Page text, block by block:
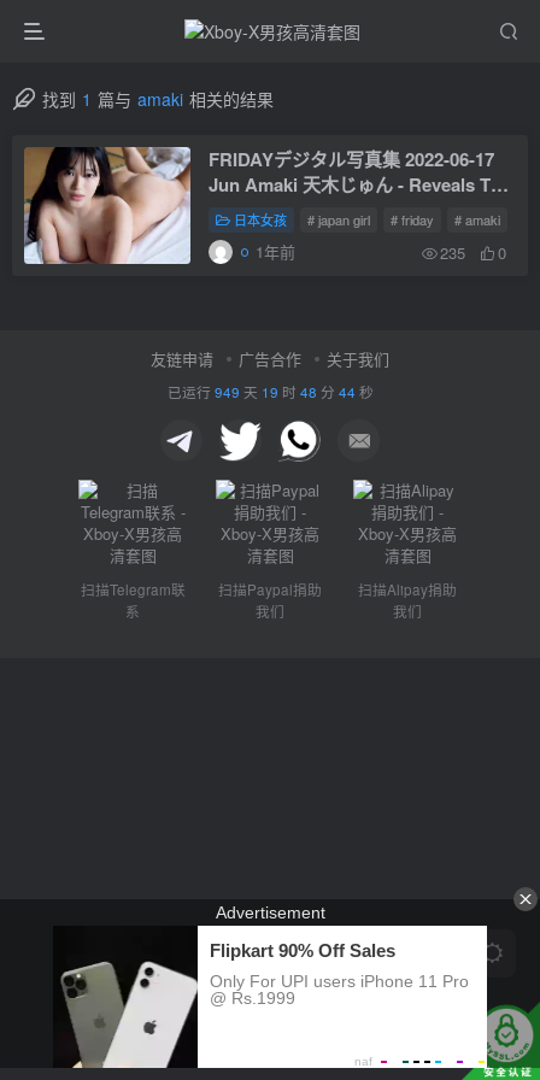
找到 1 篇与 amaki 相关的结果
FRIDAYデジタル写真集 2022-06-17
Jun Amaki 天木じゅん - Reveals The
Truth Of I Cup Milk In The Latest
Photo Book
日本女孩 # japan girl # friday # amaki
1年前 235 0
友链申请 广告合作 关于我们
已运行 949 天 19 时 48 分 44 秒
扫描Telegram联
系
扫描Paypal捐助
我们
扫描Alipay捐助
我们